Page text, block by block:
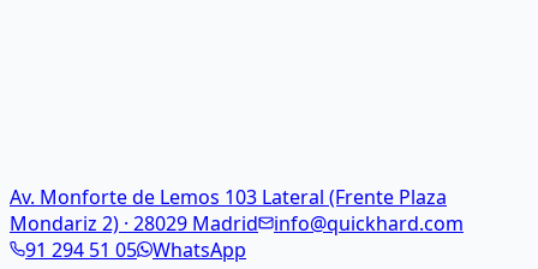
Av. Monforte de Lemos 103 Lateral (Frente Plaza
Mondariz 2) · 28029 Madrid
info@quickhard.com
91 294 51 05 WhatsApp